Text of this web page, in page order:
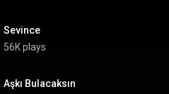
Sevince
56K plays
Aşkı Bulacaksın